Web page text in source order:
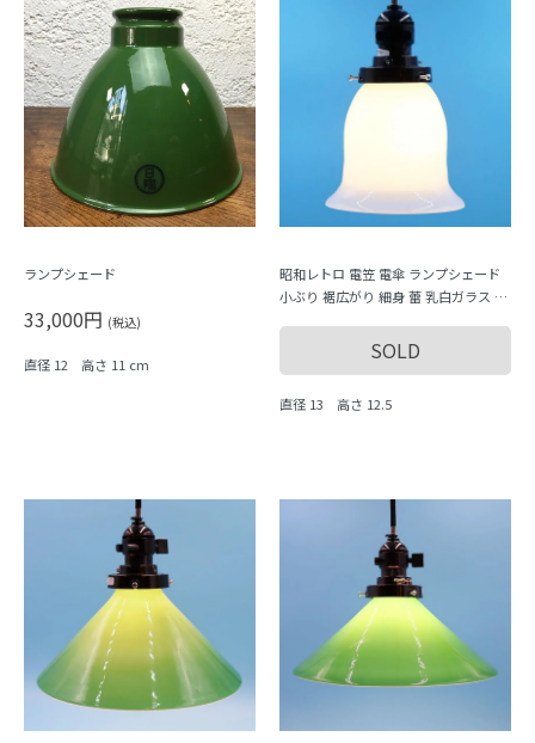
ランプシェード
33,000円 (税込)
直径 12 高さ 11 cm
昭和レトロ 電笠 電傘 ランプシェード
小ぶり 裾広がり 細身 蕾 乳白ガラス ホ
SOLD
直径 13 高さ 12.5